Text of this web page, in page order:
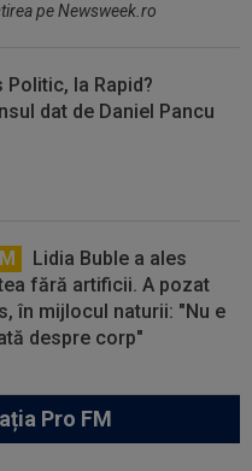
pe Newsweek.ro
Politic, la Rapid?
dat de Daniel Pancu
Lidia Buble a ales
fără artificii. A pozat
în mijlocul naturii: "Nu e
despre corp"
Pro FM